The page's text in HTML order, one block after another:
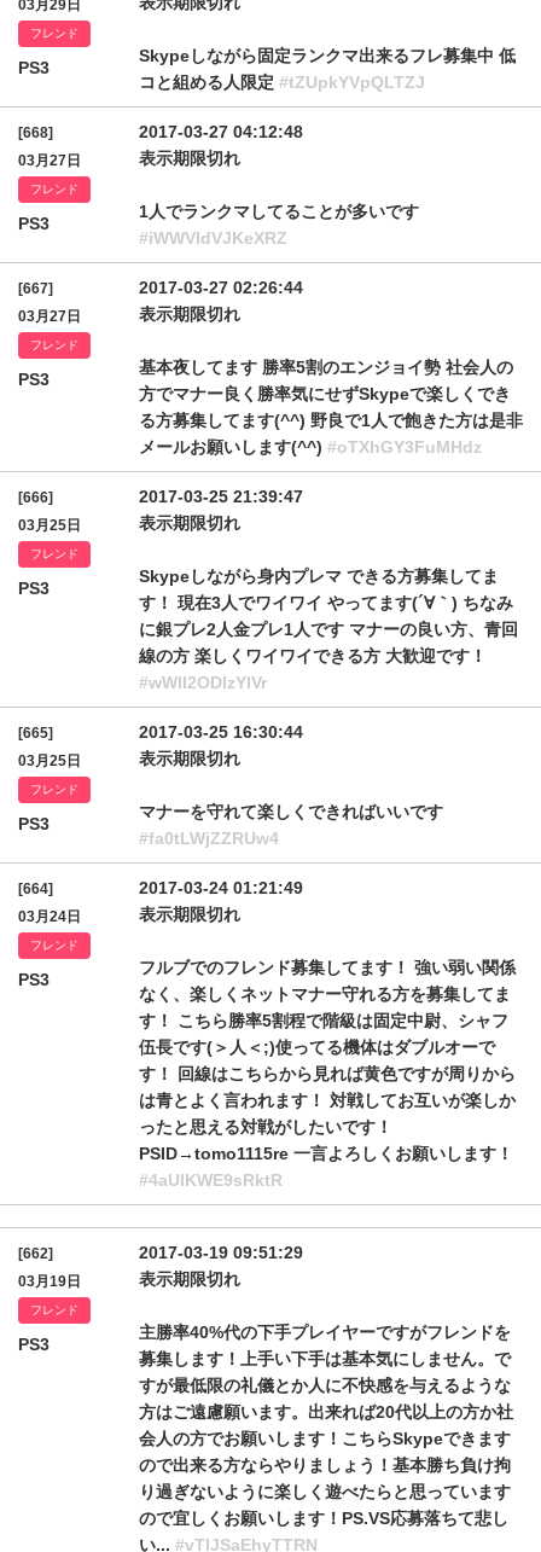
03月29日
フレンド
PS3
Skypeしながら固定ランクマ出来るフレ募集中 低
コと組める人限定 #tZUpkYVpQLTZJ
[668]
03月27日
フレンド
PS3
2017-03-27 04:12:48
表示期限切れ
1人でランクマしてることが多いです
#iWWVldVJKeXRZ
[667]
03月27日
フレンド
PS3
2017-03-27 02:26:44
表示期限切れ
基本夜してます 勝率5割のエンジョイ勢 社会人の
方でマナー良く勝率気にせずSkypeで楽しくでき
る方募集してます(^^) 野良で1人で飽きた方は是非
メールお願いします(^^) #oTXhGY3FuMHdz
[666]
03月25日
フレンド
PS3
2017-03-25 21:39:47
表示期限切れ
Skypeしながら身内プレマ できる方募集してま
す！ 現在3人でワイワイ やってます(´∀｀) ちなみ
に銀プレ2人金プレ1人です マナーの良い方、青回
線の方 楽しくワイワイできる方 大歓迎です！
#wWlI2ODlzYlVr
[665]
03月25日
フレンド
PS3
2017-03-25 16:30:44
表示期限切れ
マナーを守れて楽しくできればいいです
#fa0tLWjZZRUw4
[664]
03月24日
フレンド
PS3
2017-03-24 01:21:49
表示期限切れ
フルブでのフレンド募集してます！ 強い弱い関係
なく、楽しくネットマナー守れる方を募集してま
す！ こちら勝率5割程で階級は固定中尉、シャフ
伍長です(＞人＜;)使ってる機体はダブルオーで
す！ 回線はこちらから見れば黄色ですが周りから
は青とよく言われます！ 対戦してお互いが楽しか
ったと思える対戦がしたいです！
PSID→tomo1115re 一言よろしくお願いします！
#4aUlKWE9sRktR
[662]
03月19日
フレンド
PS3
2017-03-19 09:51:29
表示期限切れ
主勝率40%代の下手プレイヤーですがフレンドを
募集します！上手い下手は基本気にしません。で
すが最低限の礼儀とか人に不快感を与えるような
方はご遠慮願います。出来れば20代以上の方か社
会人の方でお願いします！こちらSkypeできます
ので出来る方ならやりましょう！基本勝ち負け拘
り過ぎないように楽しく遊べたらと思っています
ので宜しくお願いします！PS.VS応募落ちて悲し
い... #vTlJSaEhyTTRN